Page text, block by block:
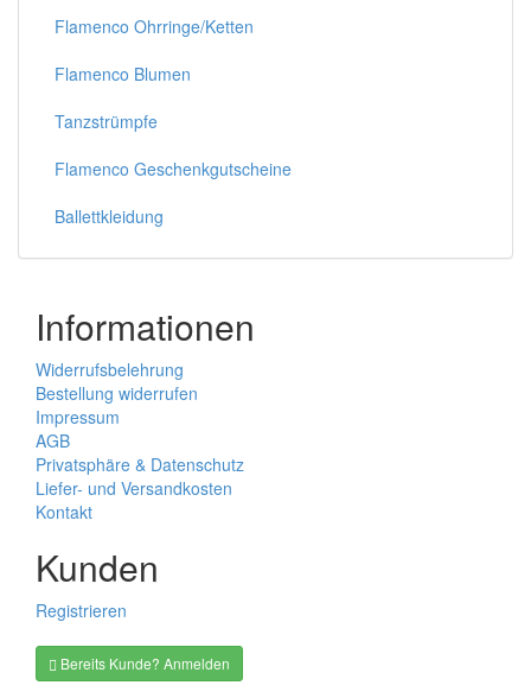
Flamenco Ohrringe/Ketten
Flamenco Blumen
Tanzstrümpfe
Flamenco Geschenkgutscheine
Ballettkleidung
Informationen
Widerrufsbelehrung
Bestellung widerrufen
Impressum
AGB
Privatsphäre & Datenschutz
Liefer- und Versandkosten
Kontakt
Kunden
Registrieren
Bereits Kunde? Anmelden